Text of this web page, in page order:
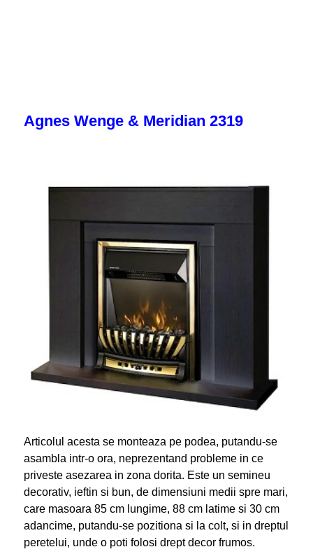
Agnes Wenge & Meridian 2319
Articolul acesta se monteaza pe podea, putandu-se
asambla intr-o ora, neprezentand probleme in ce
priveste asezarea in zona dorita. Este un semineu
decorativ, ieftin si bun, de dimensiuni medii spre mari,
care masoara 85 cm lungime, 88 cm latime si 30 cm
adancime, putandu-se pozitiona si la colt, si in dreptul
peretelui, unde o poti folosi drept decor frumos.